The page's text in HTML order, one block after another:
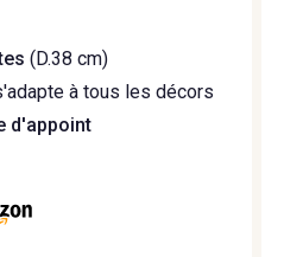
(D.38 cm)
à tous les décors
d'appoint